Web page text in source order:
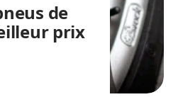
de
prix